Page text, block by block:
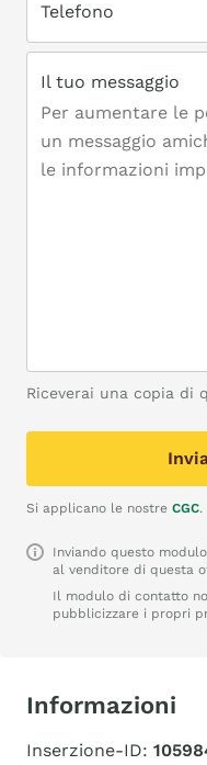
Telefono
Il tuo messaggio
Riceverai una copia di
Si applicano le nostre CGC.
Inviando questo
al venditore di questa
Il modulo di contatto
pubblicizzare i propri
Informazioni
Inserzione-ID: